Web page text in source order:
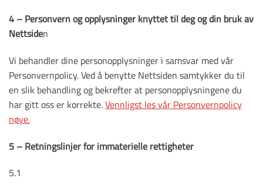
4 – Personvern og opplysninger knyttet til deg og din bruk av
Nettsiden
Vi behandler dine personopplysninger i samsvar med vår
Personvernpolicy. Ved å benytte Nettsiden samtykker du til
en slik behandling og bekrefter at personopplysningene du
har gitt oss er korrekte.Vennligst les vår Personvernpolicy
nøye.
5 – Retningslinjer for immaterielle rettigheter
5.1